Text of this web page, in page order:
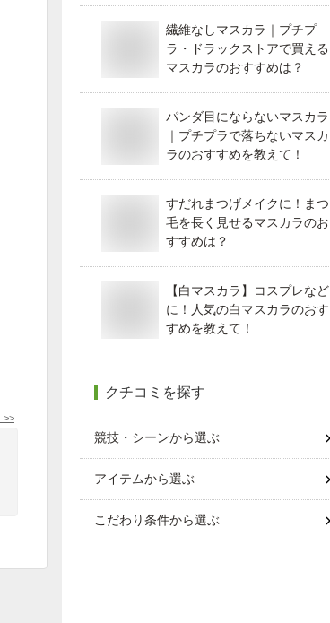
>>
繊維なしマスカラ｜プチプ
ラ・ドラックストアで買える
マスカラのおすすめは？
パンダ目にならないマスカラ
｜プチプラで落ちないマスカ
ラのおすすめを教えて！
すだれまつげメイクに！まつ
毛を長く見せるマスカラのお
すすめは？
【白マスカラ】コスプレなど
に！人気の白マスカラのおす
すめを教えて！
クチコミを探す
競技・シーンから選ぶ
アイテムから選ぶ
こだわり条件から選ぶ